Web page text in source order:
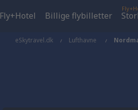
Fly+Hotel Billige flybilletter
eSkytravel.dk Lufthavne